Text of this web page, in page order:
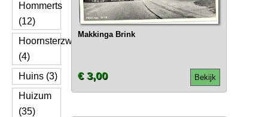
Hommerts
(12)
Hoornsterzwaag
(4)
Huins (3)
Huizum
(35)
Makkinga Brink
Bekijk
€ 3,00